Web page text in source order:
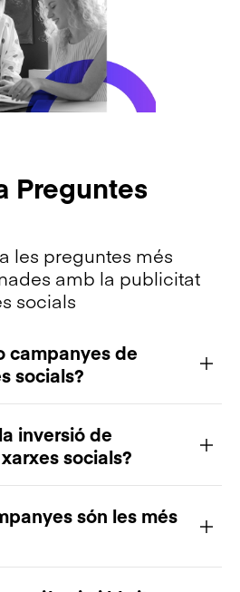
Preguntes
les preguntes més
amb la publicitat
socials
campanyes de
socials?
inversió de
socials?
són les més